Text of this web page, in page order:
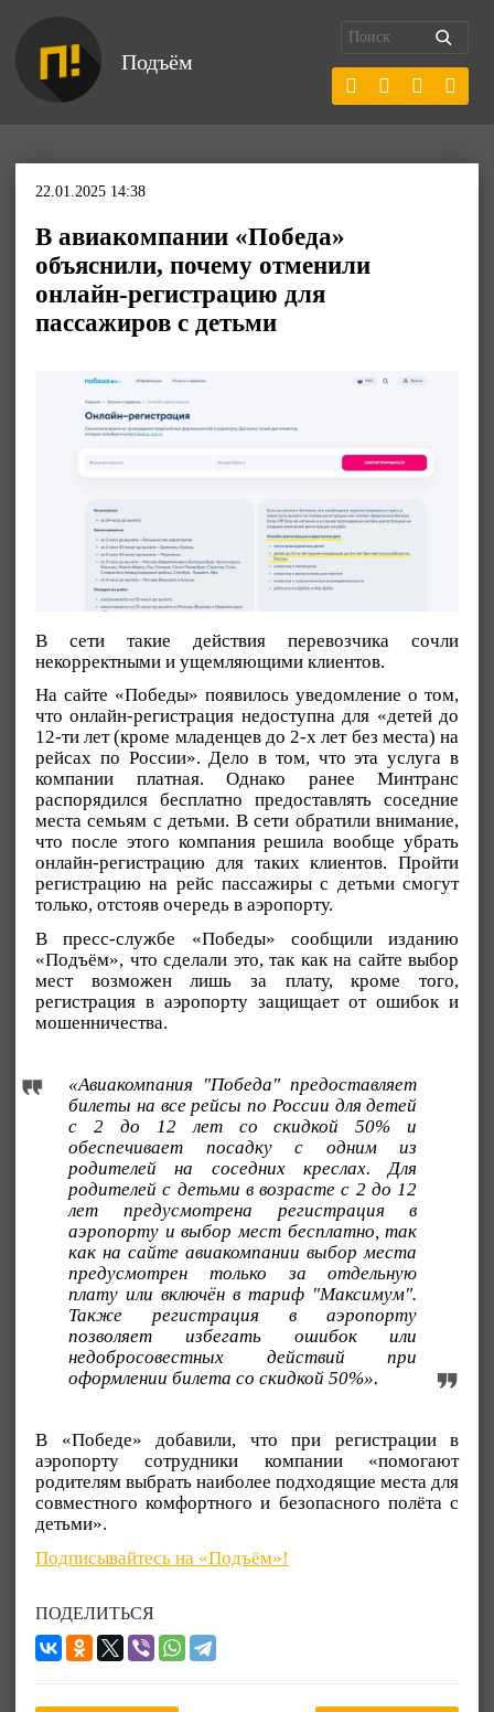
Подъём
22.01.2025 14:38
В авиакомпании «Победа»
объяснили, почему отменили
онлайн-регистрацию для
пассажиров с детьми
В сети такие действия перевозчика сочли
некорректными и ущемляющими клиентов.
На сайте «Победы» появилось уведомление о том,
что онлайн-регистрация недоступна для «детей до
12-ти лет (кроме младенцев до 2-х лет без места) на
рейсах по России». Дело в том, что эта услуга в
компании платная. Однако ранее Минтранс
распорядился бесплатно предоставлять соседние
места семьям с детьми. В сети обратили внимание,
что после этого компания решила вообще убрать
онлайн-регистрацию для таких клиентов. Пройти
регистрацию на рейс пассажиры с детьми смогут
только, отстояв очередь в аэропорту.
В пресс-службе «Победы» сообщили изданию
«Подъём», что сделали это, так как на сайте выбор
мест возможен лишь за плату, кроме того,
регистрация в аэропорту защищает от ошибок и
мошенничества.
«Авиакомпания "Победа" предоставляет
билеты на все рейсы по России для детей
с 2 до 12 лет со скидкой 50% и
обеспечивает посадку с одним из
родителей на соседних креслах. Для
родителей с детьми в возрасте с 2 до 12
лет предусмотрена регистрация в
аэропорту и выбор мест бесплатно, так
как на сайте авиакомпании выбор места
предусмотрен только за отдельную
плату или включён в тариф "Максимум".
Также регистрация в аэропорту
позволяет избегать ошибок или
недобросовестных действий при
оформлении билета со скидкой 50%».
В «Победе» добавили, что при регистрации в
аэропорту сотрудники компании «помогают
родителям выбрать наиболее подходящие места для
совместного комфортного и безопасного полёта с
детьми».
Подписывайтесь на «Подъём»!
ПОДЕЛИТЬСЯ